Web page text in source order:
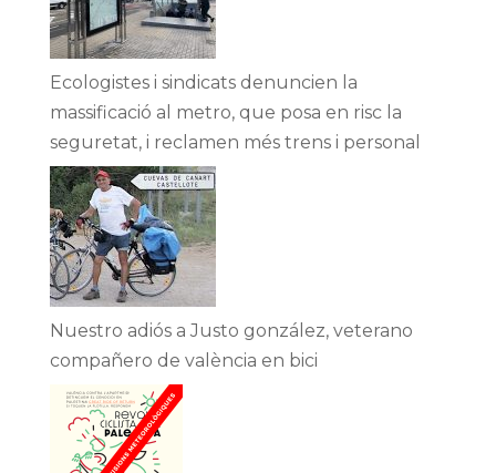
Ecologistes i sindicats denuncien la
massificació al metro, que posa en risc la
seguretat, i reclamen més trens i personal
Nuestro adiós a Justo gonzález, veterano
compañero de valència en bici